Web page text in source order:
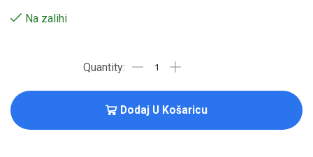
Na zalihi
Dodaj U Košaricu